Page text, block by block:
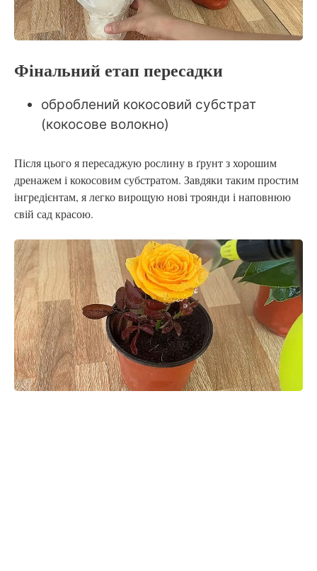
Фінальний етап пересадки
оброблений кокосовий субстрат
(кокосове волокно)
Після цього я пересаджую рослину в ґрунт з хорошим
дренажем і кокосовим субстратом. Завдяки таким простим
інгредієнтам, я легко вирощую нові троянди і наповнюю
свій сад красою.